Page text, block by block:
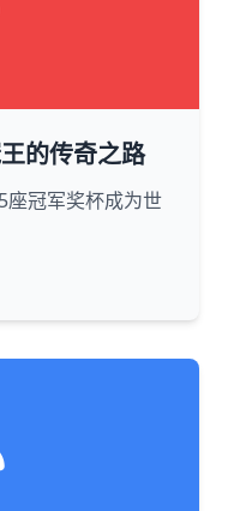
的传奇之路
座冠军奖杯成为世